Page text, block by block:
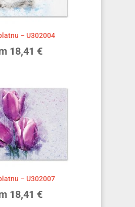
– U302004
18,41 €
– U302007
18,41 €